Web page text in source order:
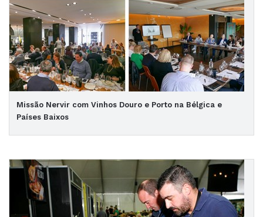
Missão Nervir com Vinhos Douro e Porto na Bélgica e
Países Baixos